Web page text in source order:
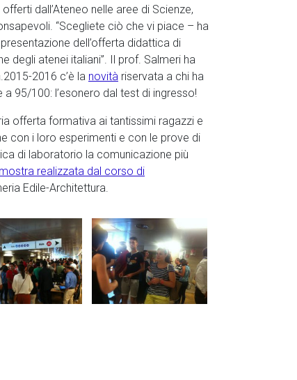
dall’Ateneo nelle aree di Scienze,
“Scegliete ciò che vi piace – ha
dell’offerta didattica di
degli atenei italiani”. Il prof. Salmeri ha
2016 c’è la novità riservata a chi ha
95/100: l’esonero dal test di ingresso!
offerta formativa ai tantissimi ragazzi e
con i loro esperimenti e con le prove di
di laboratorio la comunicazione più
mostra realizzata dal corso di
Edile-Architettura.